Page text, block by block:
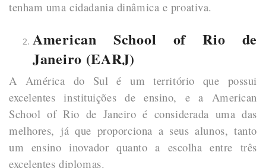
tenham uma cidadania dinâmica e proativa.
American School of Rio de
Janeiro (EARJ)
A América do Sul é um território que possui
excelentes instituições de ensino, e a American
School of Rio de Janeiro é considerada uma das
melhores, já que proporciona a seus alunos, tanto
um ensino inovador quanto a escolha entre três
excelentes diplomas.